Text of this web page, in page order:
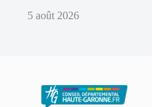
5 août 2026